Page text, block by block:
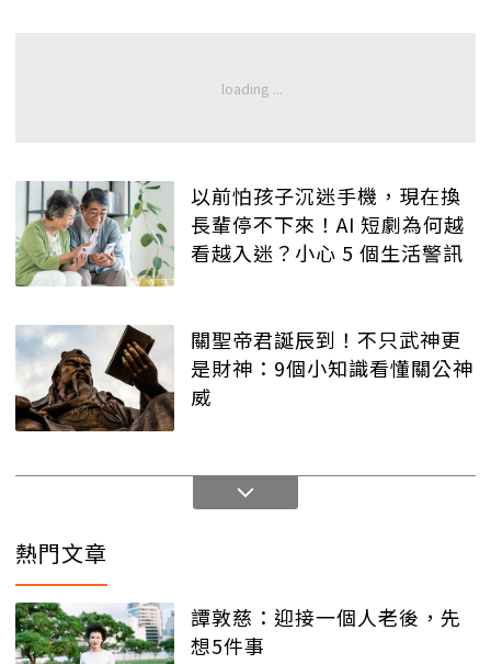
以前怕孩子沉迷手機，現在換
長輩停不下來！AI 短劇為何越
看越入迷？小心 5 個生活警訊
關聖帝君誕辰到！不只武神更
是財神：9個小知識看懂關公神
威
熱門文章
譚敦慈：迎接一個人老後，先
想5件事